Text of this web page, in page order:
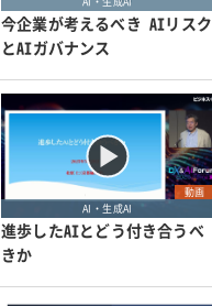
今企業が考えるべき AIリスク
とAIガバナンス
動画
AI・生成AI
進歩したAIとどう付き合うべ
きか